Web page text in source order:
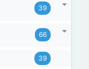
39
66
39